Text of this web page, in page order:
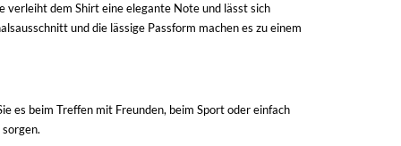
verleiht dem Shirt eine elegante Note und lässt sich
und die lässige Passform machen es zu einem
es beim Treffen mit Freunden, beim Sport oder einfach